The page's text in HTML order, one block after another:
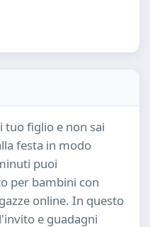
tuo figlio e non sai
festa in modo
puoi
per bambini con
online. In questo
e guadagni